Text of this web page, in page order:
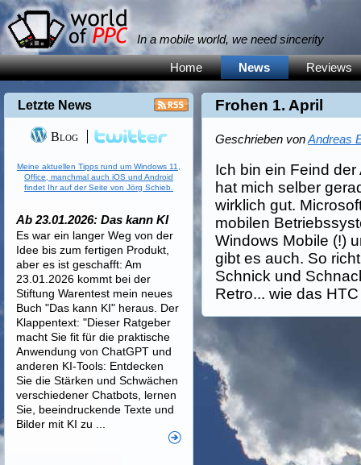
In a mobile world, we need sincerity
Home News Reviews
Frohen 1. April
Geschrieben vonAndreas
Ich bin ein Feind
hat mich selber
wirklich gut.
mobilen
Windows Mobile (!)
gibt es auch. So
Schnick und
Retro... wie das
Letzte News
Blog
Meine aktuellen Tipps rund um Windows 11,
Office, manchmal auch iOS und Android
findet Ihr auf der Seite von Jörg Schieb.
Ab 23.01.2026: Das kann KI
Es war ein langer Weg von der
Idee bis zum fertigen Produkt,
aber es ist geschafft: Am
23.01.2026 kommt bei der
Stiftung Warentest mein neues
Buch "Das kann KI" heraus. Der
Klappentext: "Dieser Ratgeber
macht Sie fit für die praktische
Anwendung von ChatGPT und
anderen KI-Tools: Entdecken
Sie die Stärken und Schwächen
verschiedener Chatbots, lernen
Sie, beeindruckende Texte und
Bilder mit KI zu ...